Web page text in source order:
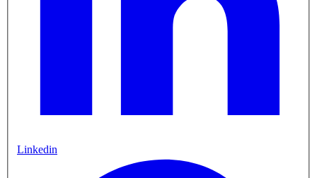
Linkedin